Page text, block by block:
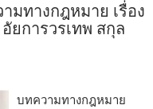
มทางกฎหมาย เรื่อง
ยการวรเทพ สกุล
บทความทางกฎหมาย